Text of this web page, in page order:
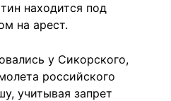
находится под
на арест.
у Сикорского,
российского
учитывая запрет